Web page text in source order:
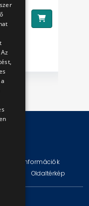
információk
Oldaltérkép